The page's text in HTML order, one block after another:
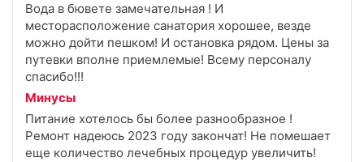
Вода в бювете замечательная ! И
месторасположение санатория хорошее, везде
можно дойти пешком! И остановка рядом. Цены за
путевки вполне приемлемые! Всему персоналу
спасибо!!!
Минусы
Питание хотелось бы более разнообразное !
Ремонт надеюсь 2023 году закончат! Не помешает
еще количество лечебных процедур увеличить!